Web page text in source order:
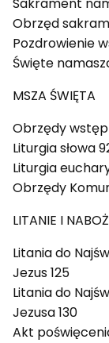
Obrzęd
Pozdrowienie
Święte
MSZA ŚWIĘTA
Obrzędy
Liturgia słowa
Liturgia
Obrzędy
LITANIE I
Litania do
Jezus 125
Litania do
Jezusa 130
Akt